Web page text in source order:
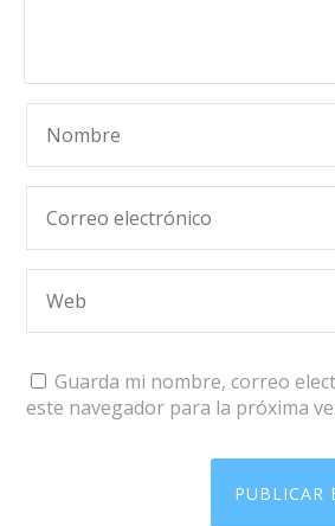
Guarda mi nombre, correo
este navegador para la próxima